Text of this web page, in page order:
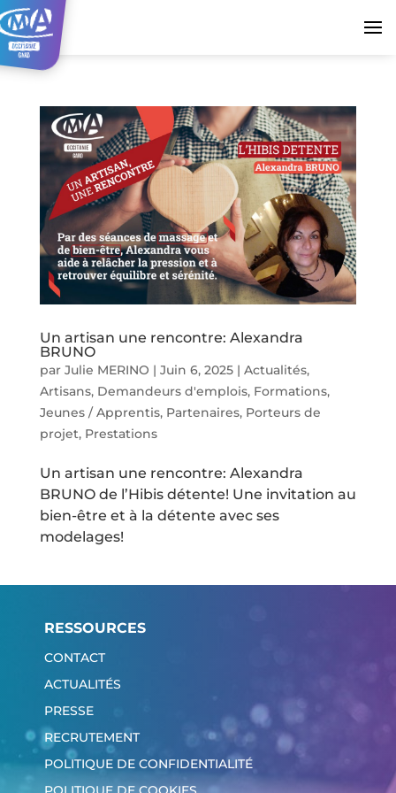
Un artisan une rencontre: Alexandra
BRUNO
par Julie MERINO | Juin 6, 2025| Actualités,
Artisans, Demandeurs d'emplois, Formations,
Jeunes / Apprentis, Partenaires, Porteurs de
projet, Prestations
Un artisan une rencontre: Alexandra
BRUNO de l’Hibis détente! Une invitation au
bien-être et à la détente avec ses
modelages!
RESSOURCES
CONTACT
ACTUALITÉS
PRESSE
RECRUTEMENT
POLITIQUE DE CONFIDENTIALITÉ